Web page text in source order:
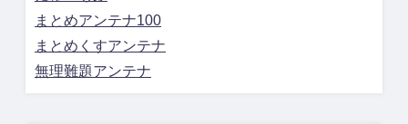
まとめアンテナ100
まとめくすアンテナ
無理難題アンテナ